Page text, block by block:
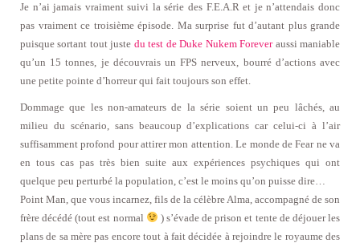
Je n’ai jamais vraiment suivi la série des F.E.A.R et je n’attendais donc
pas vraiment ce troisième épisode. Ma surprise fut d’autant plus grande
puisque sortant tout juste du test de Duke Nukem Foreveraussi maniable
qu’un 15 tonnes, je découvrais un FPS nerveux, bourré d’actions avec
une petite pointe d’horreur qui fait toujours son effet.
Dommage que les non-amateurs de la série soient un peu lâchés, au
milieu du scénario, sans beaucoup d’explications car celui-ci à l’air
suffisamment profond pour attirer mon attention. Le monde de Fear ne va
en tous cas pas très bien suite aux expériences psychiques qui ont
quelque peu perturbé la population, c’est le moins qu’on puisse dire…
Point Man, que vous incarnez, fils de la célèbre Alma, accompagné de son
frère décédé (tout est normal
) s’évade de prison et tente de déjouer les
plans de sa mère pas encore tout à fait décidée à rejoindre le royaume des